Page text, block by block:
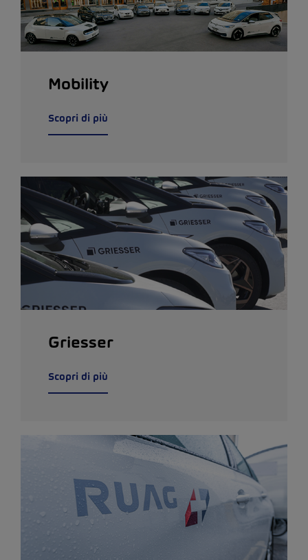
Mobility
Scopri di più
Griesser
Scopri di più